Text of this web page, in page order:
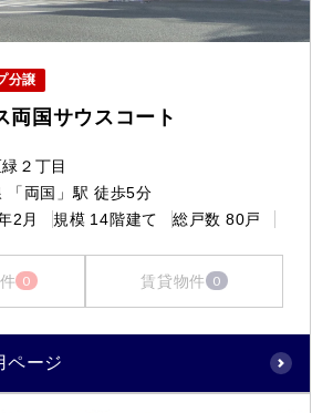
分譲
両国サウスコート
２丁目
「両国」駅 徒歩5分
2月 規模 14階建て 総戸数 80戸
0 賃貸物件 0
ページ